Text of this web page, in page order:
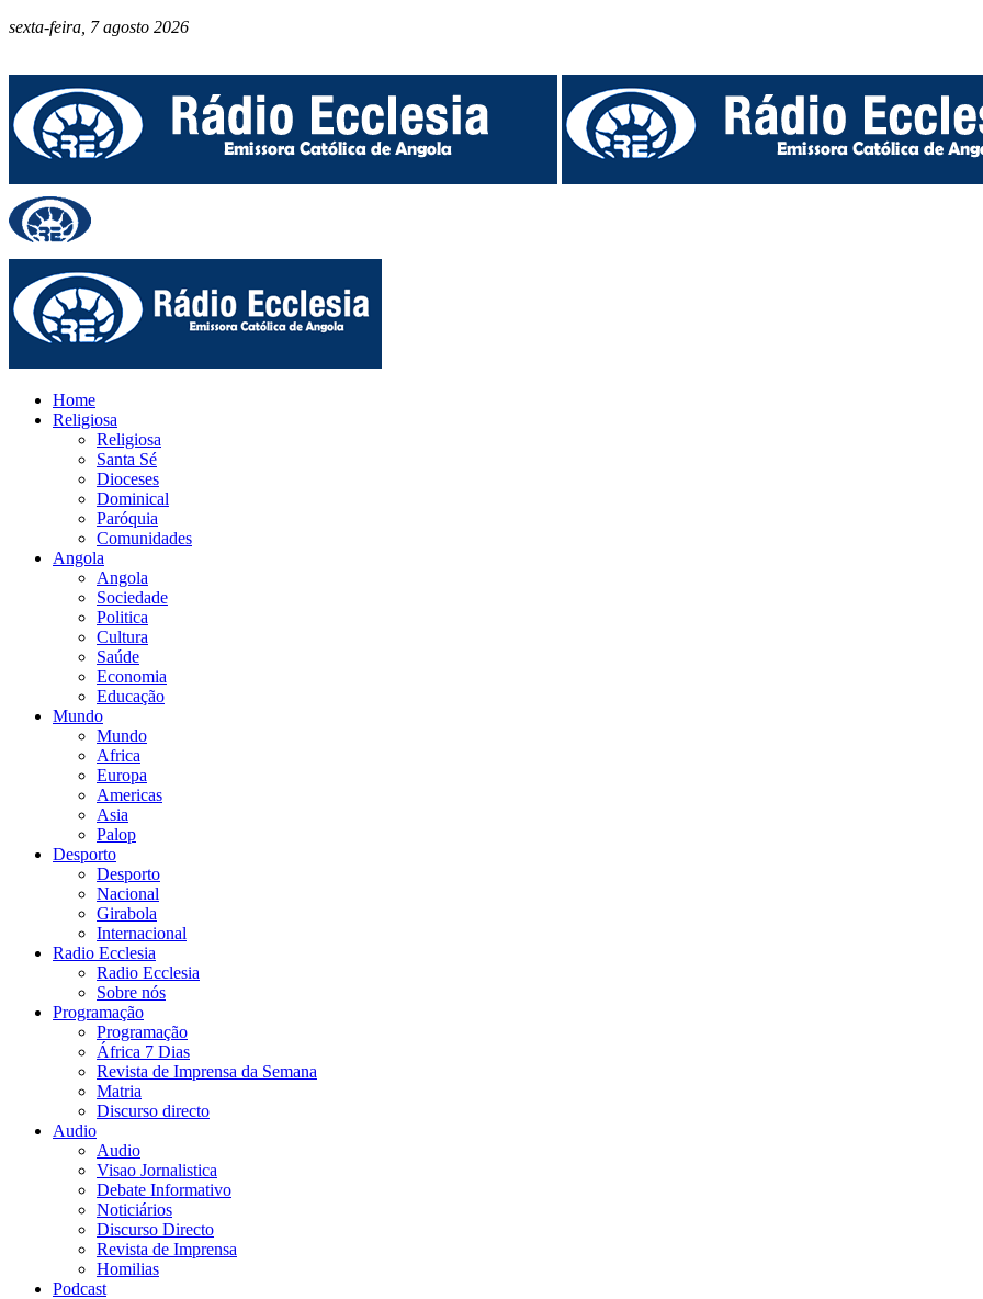
sexta-feira, 7 agosto 2026
Home
Religiosa
Religiosa
Santa Sé
Dioceses
Dominical
Paróquia
Comunidades
Angola
Angola
Sociedade
Politica
Cultura
Saúde
Economia
Educação
Mundo
Mundo
Africa
Europa
Americas
Asia
Palop
Desporto
Desporto
Nacional
Girabola
Internacional
Radio Ecclesia
Radio Ecclesia
Sobre nós
Programação
Programação
África 7 Dias
Revista de Imprensa da Semana
Matria
Discurso directo
Audio
Audio
Visao Jornalistica
Debate Informativo
Noticiários
Discurso Directo
Revista de Imprensa
Homilias
Podcast